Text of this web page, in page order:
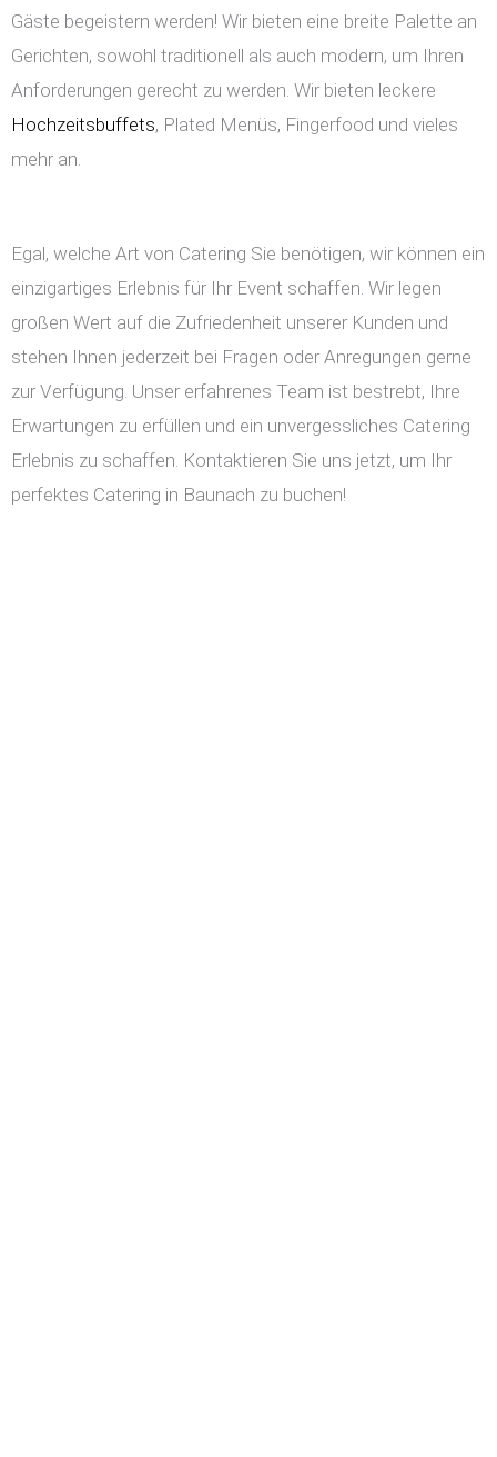
Gäste begeistern werden! Wir bieten eine breite Palette an
Gerichten, sowohl traditionell als auch modern, um Ihren
Anforderungen gerecht zu werden. Wir bieten leckere
Hochzeitsbuffets, Plated Menüs, Fingerfood und vieles
mehr an.
Egal, welche Art von Catering Sie benötigen, wir können ein
einzigartiges Erlebnis für Ihr Event schaffen. Wir legen
großen Wert auf die Zufriedenheit unserer Kunden und
stehen Ihnen jederzeit bei Fragen oder Anregungen gerne
zur Verfügung. Unser erfahrenes Team ist bestrebt, Ihre
Erwartungen zu erfüllen und ein unvergessliches Catering
Erlebnis zu schaffen. Kontaktieren Sie uns jetzt, um Ihr
perfektes Catering in Baunach zu buchen!